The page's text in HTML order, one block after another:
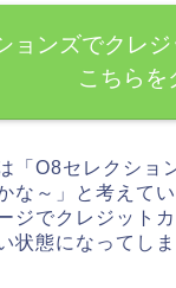
ョンズでクレ
こちらを
「O8セレクショ
な～」と考えて
ジでクレジット
状態になってしま